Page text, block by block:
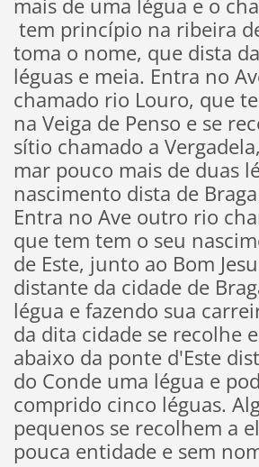
mais de uma légua e o
tem princípio na ribeira
toma o nome, que dista
léguas e meia. Entra no
chamado rio Louro, que
na Veiga de Penso e se
sítio chamado a
mar pouco mais de duas
nascimento dista de
Entra no Ave outro rio
que tem tem o seu
de Este, junto ao Bom
distante da cidade de
légua e fazendo sua
da dita cidade se recolhe
abaixo da ponte d'Este
do Conde uma légua e
comprido cinco léguas.
pequenos se recolhem a
pouca entidade e sem